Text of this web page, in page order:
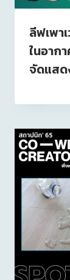
ลีฟเพา
ในอาก
จัดแสด